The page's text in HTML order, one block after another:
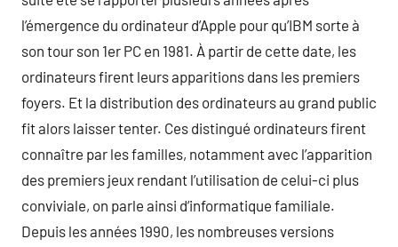
l’émergence du ordinateur d’Apple pour qu’IBM sorte à
son tour son 1er PC en 1981. À partir de cette date, les
ordinateurs firent leurs apparitions dans les premiers
foyers. Et la distribution des ordinateurs au grand public
fit alors laisser tenter. Ces distingué ordinateurs firent
connaître par les familles, notamment avec l’apparition
des premiers jeux rendant l’utilisation de celui-ci plus
conviviale, on parle ainsi d’informatique familiale.
Depuis les années 1990, les nombreuses versions